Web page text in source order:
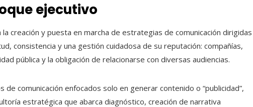
ejecutivo
creación y puesta en marcha de estrategias de comunicación dirigidas
consistencia y una gestión cuidadosa de su reputación: compañías,
pública y la obligación de relacionarse con diversas audiencias.
comunicación enfocados solo en generar contenido o “publicidad”,
estratégica que abarca diagnóstico, creación de narrativa